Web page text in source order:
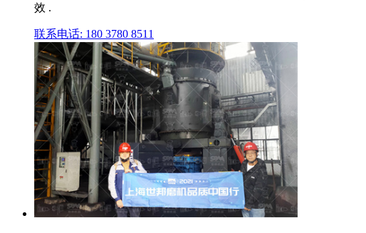
效 .
联系电话: 180 3780 8511